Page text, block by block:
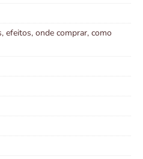
efeitos, onde comprar, como